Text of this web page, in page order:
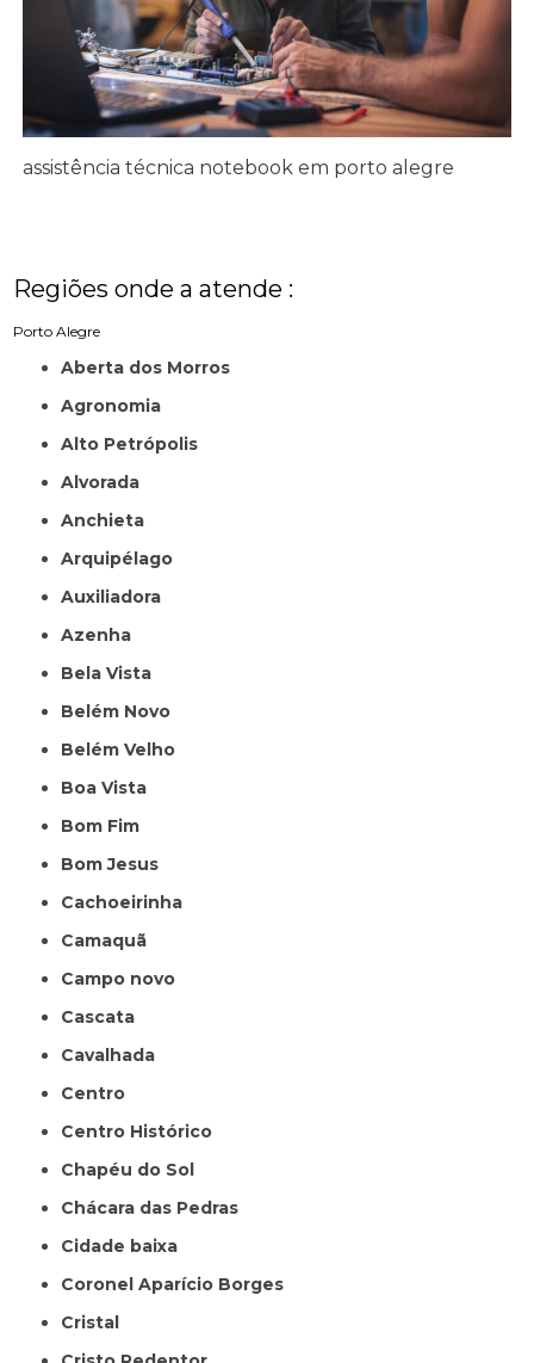
assistência técnica notebook em porto alegre
Regiões onde a atende :
Porto Alegre
Aberta dos Morros
Agronomia
Alto Petrópolis
Alvorada
Anchieta
Arquipélago
Auxiliadora
Azenha
Bela Vista
Belém Novo
Belém Velho
Boa Vista
Bom Fim
Bom Jesus
Cachoeirinha
Camaquã
Campo novo
Cascata
Cavalhada
Centro
Centro Histórico
Chapéu do Sol
Chácara das Pedras
Cidade baixa
Coronel Aparício Borges
Cristal